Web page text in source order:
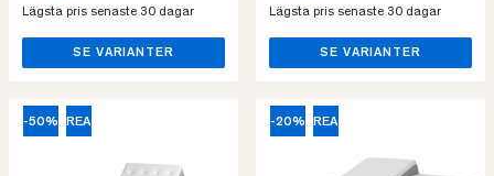
Lägsta pris senaste 30 dagar
SE VARIANTER
Lägsta pris senaste 30 dagar
SE VARIANTER
-50% REA -20% REA